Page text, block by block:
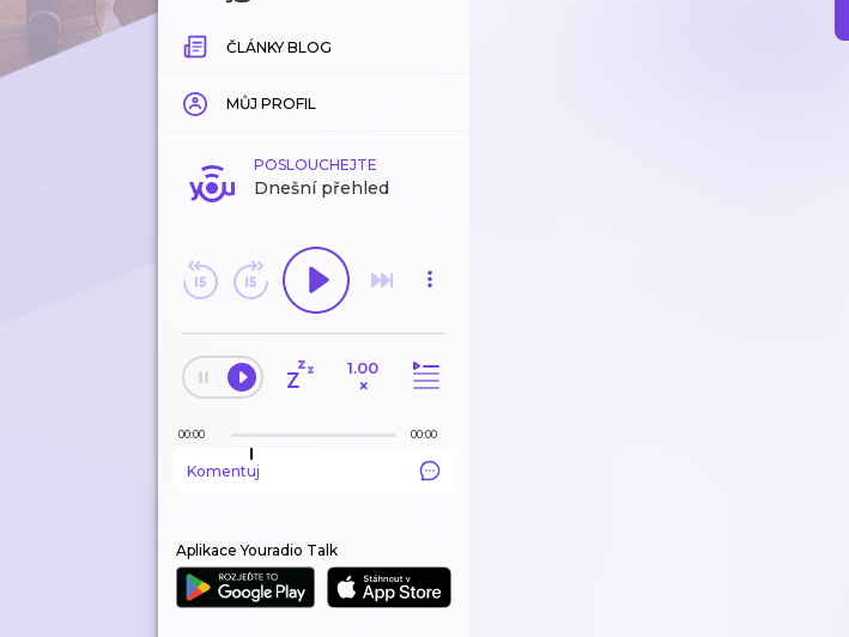
ČLÁNKY BLOG
MŮJ PROFIL
POSLOUCHEJTE
Dnešní přehled
1.00
×
00:00 00:00
Komentuj
Aplikace Youradio Talk